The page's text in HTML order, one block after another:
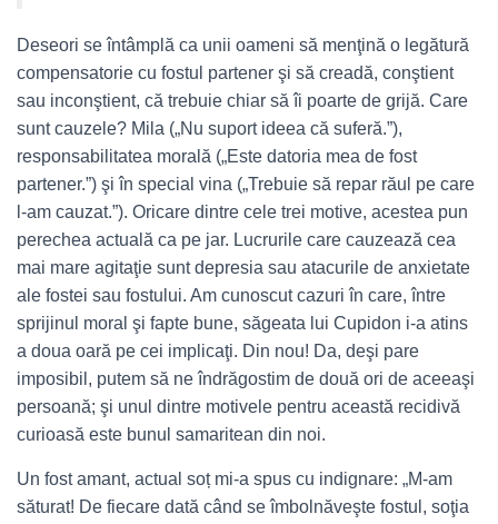
Deseori se întâmplă ca unii oameni să menţină o legătură
compensatorie cu fostul partener şi să creadă, conştient
sau inconştient, că trebuie chiar să îi poarte de grijă. Care
sunt cauzele? Mila („Nu suport ideea că suferă.”),
responsabilitatea morală („Este datoria mea de fost
partener.”) şi în special vina („Trebuie să repar răul pe care
l-am cauzat.”). Oricare dintre cele trei motive, acestea pun
perechea actuală ca pe jar. Lucrurile care cauzează cea
mai mare agitaţie sunt depresia sau atacurile de anxietate
ale fostei sau fostului. Am cunoscut cazuri în care, între
sprijinul moral şi fapte bune, săgeata lui Cupidon i-a atins
a doua oară pe cei implicaţi. Din nou! Da, deşi pare
imposibil, putem să ne îndrăgostim de două ori de aceeaşi
persoană; şi unul dintre motivele pentru această recidivă
curioasă este bunul samaritean din noi.
Un fost amant, actual soț mi-a spus cu indignare: „M-am
săturat! De fiecare dată când se îmbolnăveşte fostul, soţia